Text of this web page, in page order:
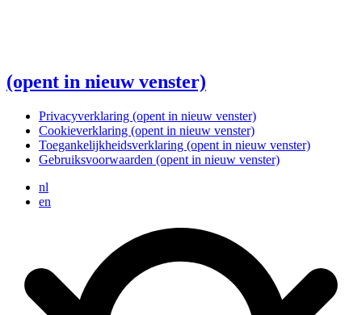
(opent in nieuw venster)
Privacyverklaring (opent in nieuw venster)
Cookieverklaring (opent in nieuw venster)
Toegankelijkheidsverklaring (opent in nieuw venster)
Gebruiksvoorwaarden (opent in nieuw venster)
nl
en